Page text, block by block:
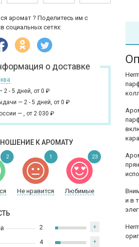
аромат ? Поделитесь им с
социальных сетях:
о доставке
2 - 5 дней, от 0 ₽
— 2 - 5 дней, от 0 ₽
— , от 2 030 ₽
К АРОМАТУ
Не нравится Любимые
2 1 23
2 +
4 +
и в